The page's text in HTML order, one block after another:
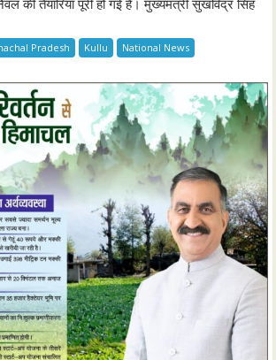
की तैयारियां पूरी हो गई हैं। मुख्यमंत्री सुखविंद्र सिंह
Pradesh Kullu National News